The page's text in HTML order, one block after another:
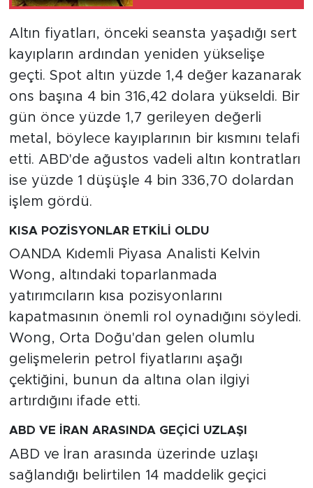
Altın fiyatları, önceki seansta yaşadığı sert
kayıpların ardından yeniden yükselişe
geçti. Spot altın yüzde 1,4 değer kazanarak
ons başına 4 bin 316,42 dolara yükseldi. Bir
gün önce yüzde 1,7 gerileyen değerli
metal, böylece kayıplarının bir kısmını telafi
etti. ABD'de ağustos vadeli altın kontratları
ise yüzde 1 düşüşle 4 bin 336,70 dolardan
işlem gördü.
KISA POZİSYONLAR ETKİLİ OLDU
OANDA Kıdemli Piyasa Analisti Kelvin
Wong, altındaki toparlanmada
yatırımcıların kısa pozisyonlarını
kapatmasının önemli rol oynadığını söyledi.
Wong, Orta Doğu'dan gelen olumlu
gelişmelerin petrol fiyatlarını aşağı
çektiğini, bunun da altına olan ilgiyi
artırdığını ifade etti.
ABD VE İRAN ARASINDA GEÇİCİ UZLAŞI
ABD ve İran arasında üzerinde uzlaşı
sağlandığı belirtilen 14 maddelik geçici